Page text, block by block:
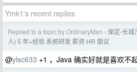
Ymk1's recent replies
Replied to a topic by OrdinaryMan › 保定-长城
人) 5 年+经验 系统研发 薪资 HR 面议
@ylsc633 +1 ，Java 确实好就是喜欢不